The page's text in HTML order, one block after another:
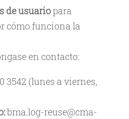
de usuariopara
cómo funciona la
en contacto:
3542 (lunes a viernes,
bma.log-reuse@cma-